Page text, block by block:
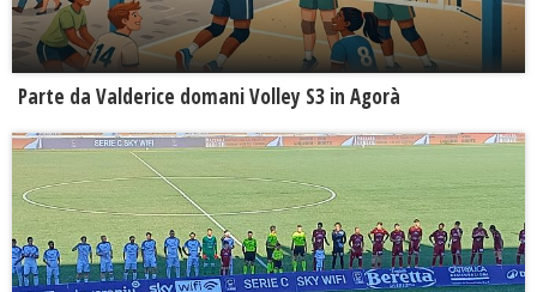
Parte da Valderice domani Volley S3 in Agorà